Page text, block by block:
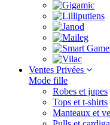
Ventes Privées
Mode fille
Robes et jupes
Tops et t-shirts
Manteaux et